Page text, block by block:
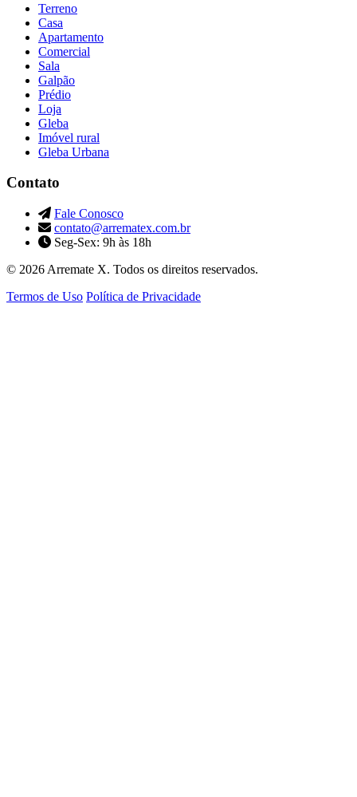
Terreno
Casa
Apartamento
Comercial
Sala
Galpão
Prédio
Loja
Gleba
Imóvel rural
Gleba Urbana
Contato
Fale Conosco
contato@arrematex.com.br
Seg-Sex: 9h às 18h
© 2026 Arremate X. Todos os direitos reservados.
Termos de Uso Política de Privacidade